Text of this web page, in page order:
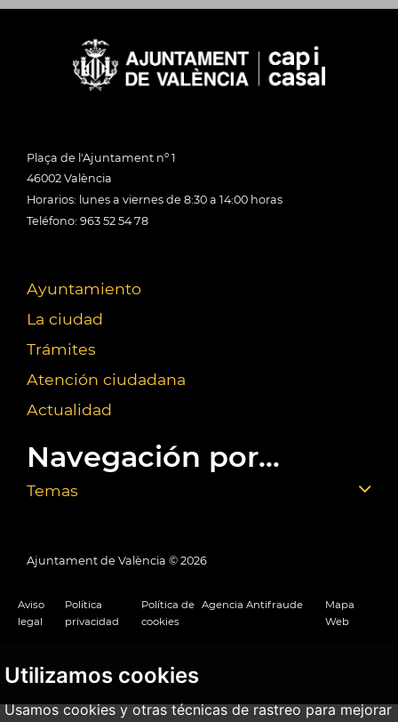
Utilizamos cookies
Usamos cookies y otras técnicas de rastreo para mejorar
Plaça de l'Ajuntament nº 1
46002 València
Horarios: lunes a viernes de 8:30 a 14:00 horas
Teléfono: 963 52 54 78
Ayuntamiento
La ciudad
Trámites
Atención ciudadana
Actualidad
Navegación por...
Temas
Ajuntament de València © 2026
Aviso
legal
Política
privacidad
Política de
cookies
Agencia Antifraude
Mapa
Web